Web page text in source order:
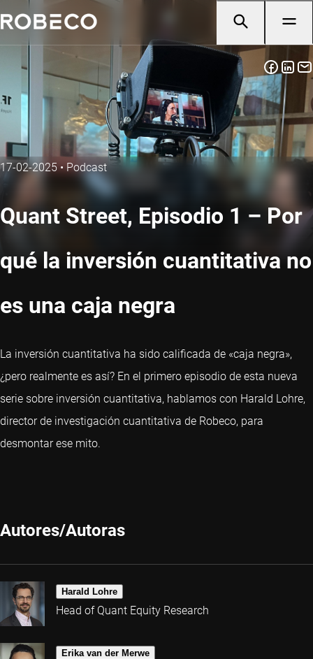
17-02-2025•Podcast
Quant Street, Episodio 1 – Por
qué la inversión cuantitativa no
es una caja negra
La inversión cuantitativa ha sido calificada de «caja negra»,
¿pero realmente es así? En el primero episodio de esta nueva
serie sobre inversión cuantitativa, hablamos con Harald Lohre,
director de investigación cuantitativa de Robeco, para
desmontar ese mito.
Autores/Autoras
Harald Lohre
Head of Quant Equity Research
Erika van der Merwe